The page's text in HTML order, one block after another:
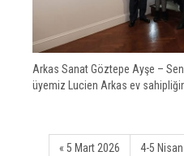
Arkas Sanat Göztepe Ayşe –
üyemiz Lucien Arkas ev
« 5 Mart 2026 4-5